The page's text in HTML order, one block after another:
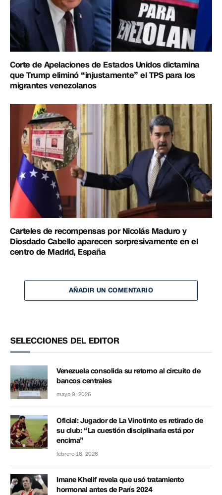
Corte de Apelaciones de Estados Unidos dictamina
que Trump eliminó “injustamente” el TPS para los
migrantes venezolanos
Carteles de recompensas por Nicolás Maduro y
Diosdado Cabello aparecen sorpresivamente en el
centro de Madrid, España
AÑADIR UN COMENTARIO
SELECCIONES DEL EDITOR
Venezuela consolida su retorno al circuito de
bancos centrales
mayo 9, 2026
Oficial: Jugador de La Vinotinto es retirado de
su club: “La cuestión disciplinaria está por
encima”
febrero 16, 2026
Imane Khelif revela que usó tratamiento
hormonal antes de París 2024